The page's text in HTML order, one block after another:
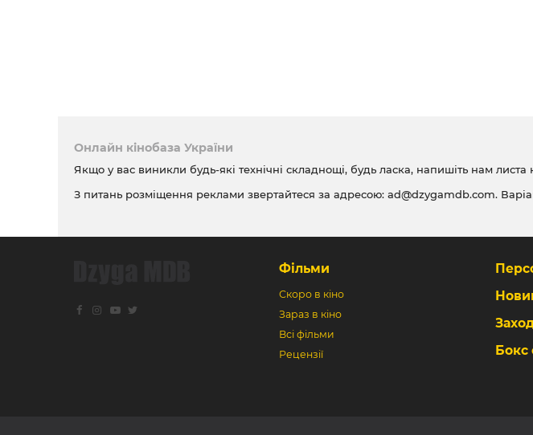
Онлайн кінобаза України
Якщо у вас виникли будь-які технічні складнощі, будь ласка, напишіть нам листа
З питань розміщення реклами звертайтеся за адресою: ad@dzygamdb.com.
Фільми
Скоро в кіно
Зараз в кіно
Всі фільми
Рецензії
Бокс